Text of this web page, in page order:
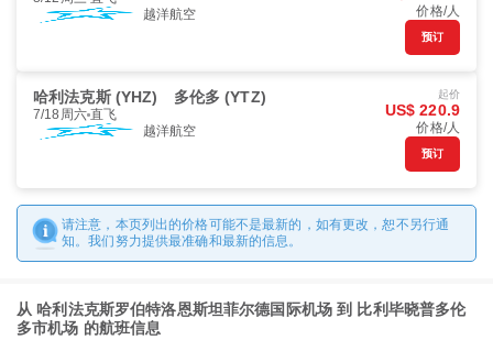
越洋航空
价格/人
预订
哈利法克斯 (YHZ) 多伦多 (YTZ)
7/18周六 直飞
越洋航空
起价
US$ 220.9
价格/人
预订
请注意，本页列出的价格可能不是最新的，如有更改，恕不另行通
知。我们努力提供最准确和最新的信息。
从 哈利法克斯罗伯特洛恩斯坦菲尔德国际机场 到 比利毕晓普多伦
多市机场 的航班信息